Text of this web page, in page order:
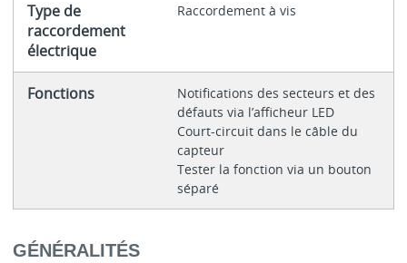
Type de
raccordement
électrique
Raccordement à vis
Fonctions
Notifications des secteurs et des
défauts via l’afficheur LED
Court-circuit dans le câble du
capteur
Tester la fonction via un bouton
séparé
GÉNÉRALITÉS